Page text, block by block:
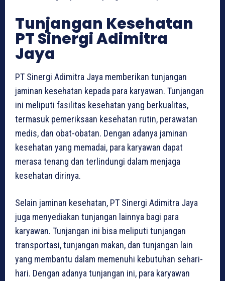
Tunjangan Kesehatan
PT Sinergi Adimitra
Jaya
PT Sinergi Adimitra Jaya memberikan tunjangan
jaminan kesehatan kepada para karyawan. Tunjangan
ini meliputi fasilitas kesehatan yang berkualitas,
termasuk pemeriksaan kesehatan rutin, perawatan
medis, dan obat-obatan. Dengan adanya jaminan
kesehatan yang memadai, para karyawan dapat
merasa tenang dan terlindungi dalam menjaga
kesehatan dirinya.
Selain jaminan kesehatan, PT Sinergi Adimitra Jaya
juga menyediakan tunjangan lainnya bagi para
karyawan. Tunjangan ini bisa meliputi tunjangan
transportasi, tunjangan makan, dan tunjangan lain
yang membantu dalam memenuhi kebutuhan sehari-
hari. Dengan adanya tunjangan ini, para karyawan